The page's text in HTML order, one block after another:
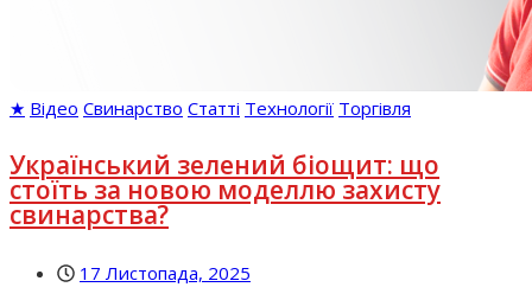
★ Відео Свинарство Статті Технології Торгівля
Український зелений біощит: що
стоїть за новою моделлю захисту
свинарства?
17 Листопада, 2025